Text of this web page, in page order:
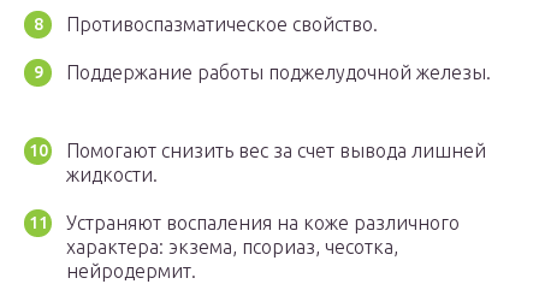
Противоспазматическое свойство.
Поддержание работы поджелудочной железы.
Помогают снизить вес за счет вывода лишней
жидкости.
Устраняют воспаления на коже различного
характера: экзема, псориаз, чесотка,
нейродермит.